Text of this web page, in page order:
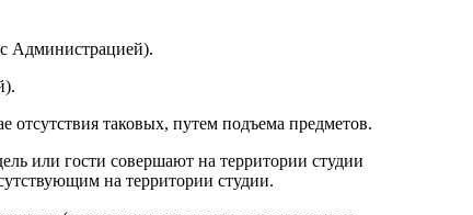
с Администрацией).
таковых, путем подъема предметов.
или гости совершают на территории студии
на территории студии.